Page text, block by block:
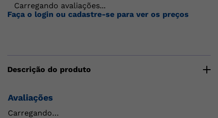
Carregando avaliações...
Faça o login ou cadastre-se para ver os preços
Descrição do produto
Avaliações
Carregando…